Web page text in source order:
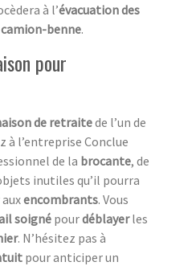
à l’évacuation des
camion-benne.
pour
de retraitede l’un de
à l’entreprise Conclue
de la brocante, de
inutiles qu’il pourra
encombrants. Vous
soignépourdéblayerles
. N’hésitez pas à
pour anticiper un